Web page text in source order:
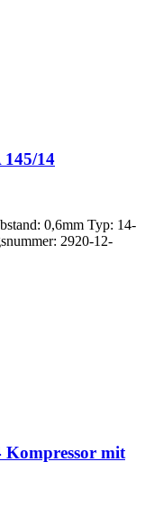
145/14
0,6mm Typ: 14-
2920-12-
Kompressor mit